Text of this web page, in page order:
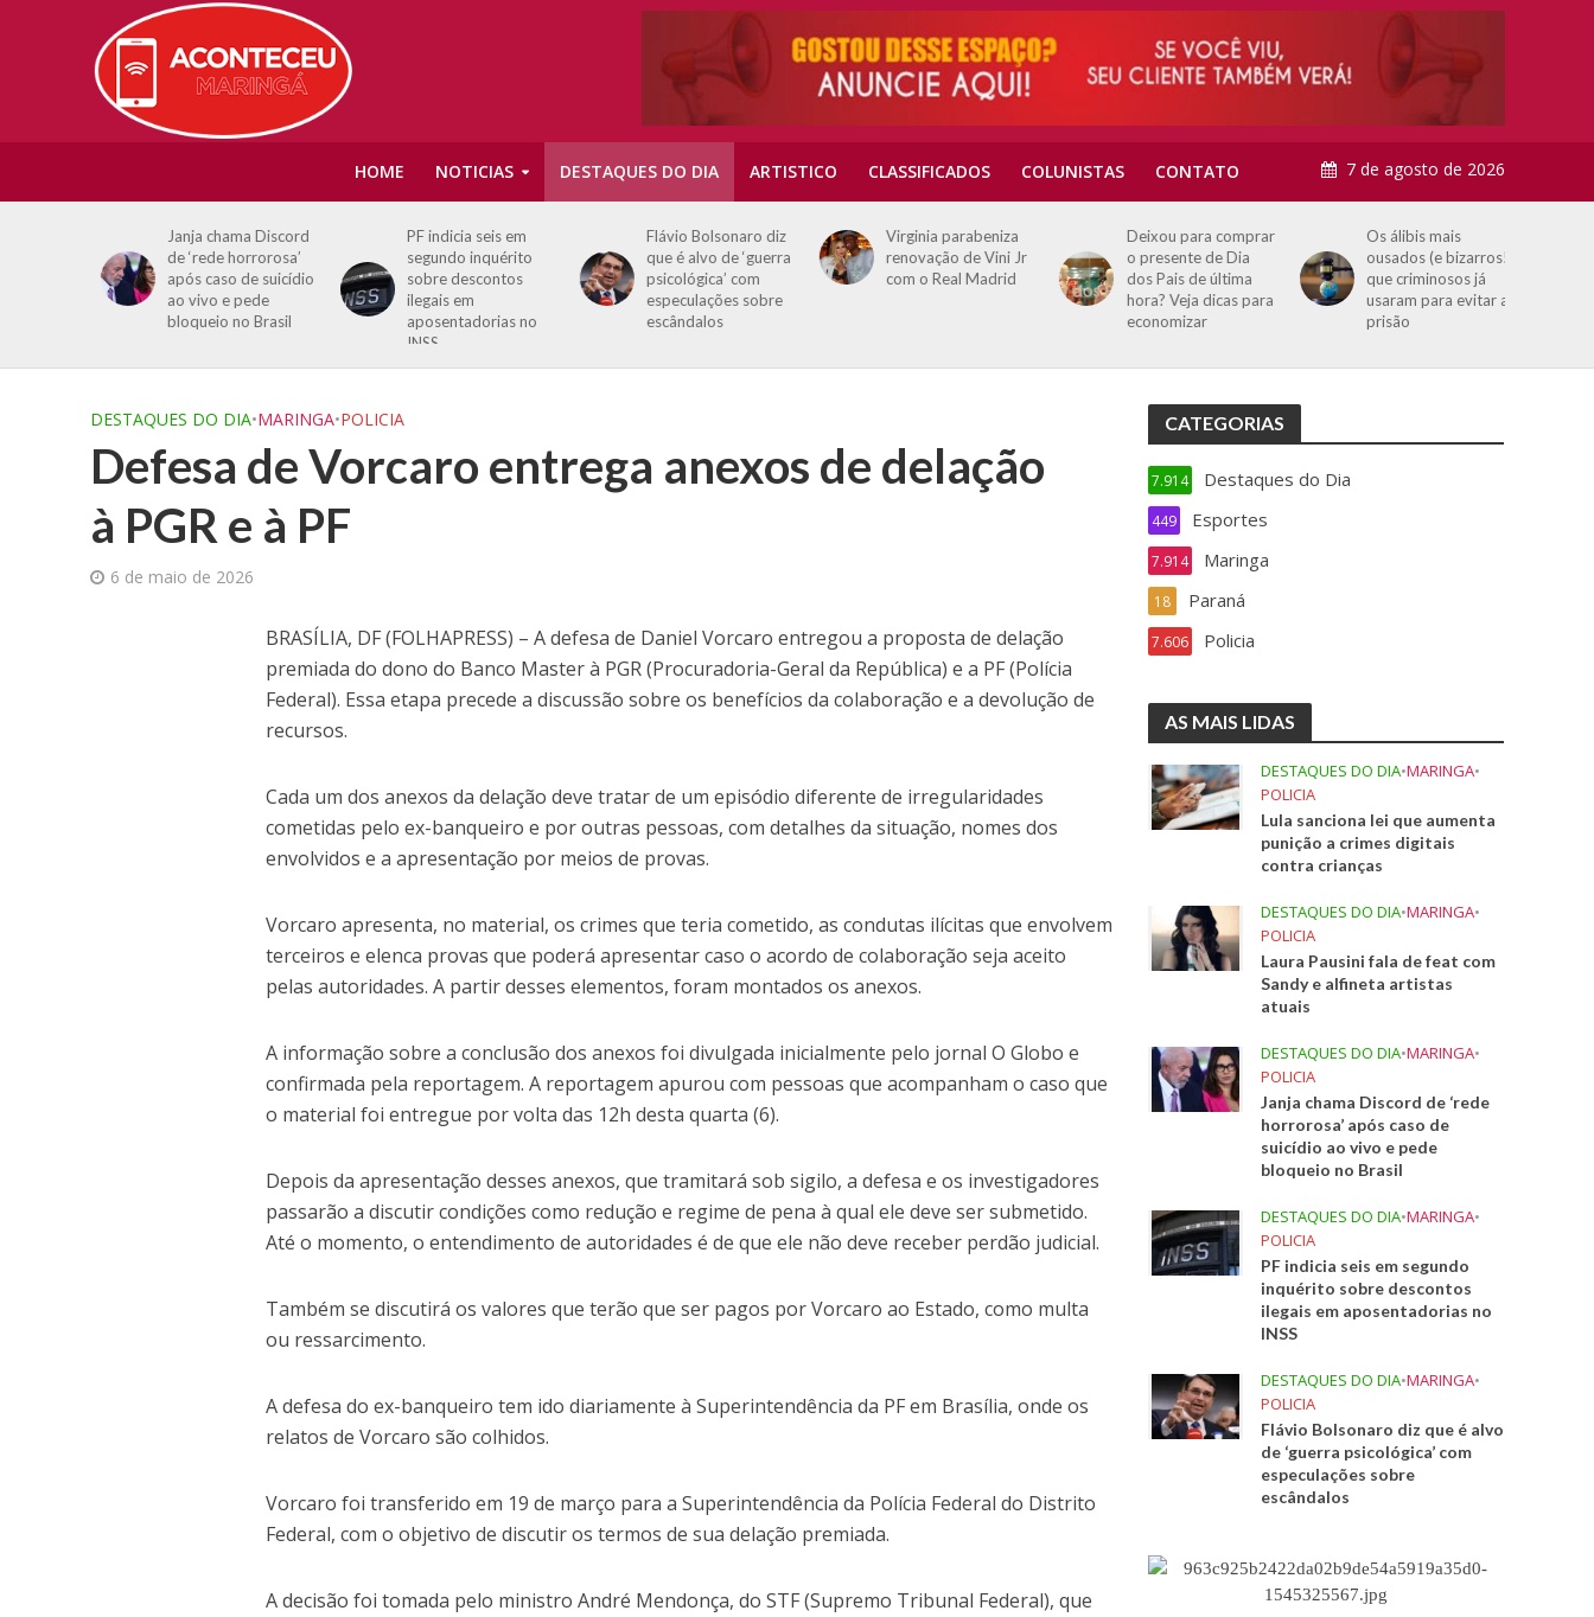
HOME NOTICIAS DESTAQUES DO DIA ARTISTICO CLASSIFICADOS COLUNISTAS CONTATO 7 de agosto de 2026
Janja chama Discord
de ‘rede horrorosa’
após caso de suicídio
ao vivo e pede
bloqueio no Brasil
PF indicia seis em
segundo inquérito
sobre descontos
ilegais em
aposentadorias no
INSS
Flávio Bolsonaro diz
que é alvo de ‘guerra
psicológica’ com
especulações sobre
escândalos
Virginia parabeniza
renovação de Vini Jr
com o Real Madrid
Deixou para comprar
o presente de Dia
dos Pais de última
hora? Veja dicas para
economizar
Os álibis mais
ousados (e bizarros!)
que criminosos já
usaram para evitar a
prisão
DESTAQUES DO DIA•MARINGA•POLICIA
Defesa de Vorcaro entrega anexos de delação
à PGR e à PF
6 de maio de 2026
BRASÍLIA, DF (FOLHAPRESS) – A defesa de Daniel Vorcaro entregou a proposta de delação
premiada do dono do Banco Master à PGR (Procuradoria-Geral da República) e a PF (Polícia
Federal). Essa etapa precede a discussão sobre os benefícios da colaboração e a devolução de
recursos.
Cada um dos anexos da delação deve tratar de um episódio diferente de irregularidades
cometidas pelo ex-banqueiro e por outras pessoas, com detalhes da situação, nomes dos
envolvidos e a apresentação por meios de provas.
Vorcaro apresenta, no material, os crimes que teria cometido, as condutas ilícitas que envolvem
terceiros e elenca provas que poderá apresentar caso o acordo de colaboração seja aceito
pelas autoridades. A partir desses elementos, foram montados os anexos.
A informação sobre a conclusão dos anexos foi divulgada inicialmente pelo jornal O Globo e
confirmada pela reportagem. A reportagem apurou com pessoas que acompanham o caso que
o material foi entregue por volta das 12h desta quarta (6).
Depois da apresentação desses anexos, que tramitará sob sigilo, a defesa e os investigadores
passarão a discutir condições como redução e regime de pena à qual ele deve ser submetido.
Até o momento, o entendimento de autoridades é de que ele não deve receber perdão judicial.
Também se discutirá os valores que terão que ser pagos por Vorcaro ao Estado, como multa
ou ressarcimento.
A defesa do ex-banqueiro tem ido diariamente à Superintendência da PF em Brasília, onde os
relatos de Vorcaro são colhidos.
Vorcaro foi transferido em 19 de março para a Superintendência da Polícia Federal do Distrito
Federal, com o objetivo de discutir os termos de sua delação premiada.
A decisão foi tomada pelo ministro André Mendonça, do STF (Supremo Tribunal Federal), que
CATEGORIAS
Destaques do Dia
7.914
Esportes
449
Maringa
7.914
Paraná
18
Policia
7.606
AS MAIS LIDAS
DESTAQUES DO DIA•MARINGA•
POLICIA
Lula sanciona lei que aumenta
punição a crimes digitais
contra crianças
DESTAQUES DO DIA•MARINGA•
POLICIA
Laura Pausini fala de feat com
Sandy e alfineta artistas
atuais
DESTAQUES DO DIA•MARINGA•
POLICIA
Janja chama Discord de ‘rede
horrorosa’ após caso de
suicídio ao vivo e pede
bloqueio no Brasil
DESTAQUES DO DIA•MARINGA•
POLICIA
PF indicia seis em segundo
inquérito sobre descontos
ilegais em aposentadorias no
INSS
DESTAQUES DO DIA•MARINGA•
POLICIA
Flávio Bolsonaro diz que é alvo
de ‘guerra psicológica’ com
especulações sobre
escândalos